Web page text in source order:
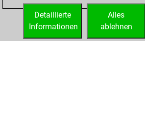
your Fritz account
Alles
ablehnen
Detaillierte
Informationen